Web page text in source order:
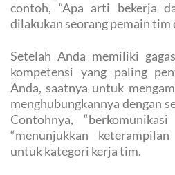
contoh, “Apa arti bekerja
dilakukan seorang pemain tim
Setelah Anda memiliki
kompetensi yang paling
Anda, saatnya untuk
menghubungkannya dengan
Contohnya,
“menunjukkan
untuk kategori kerja tim.